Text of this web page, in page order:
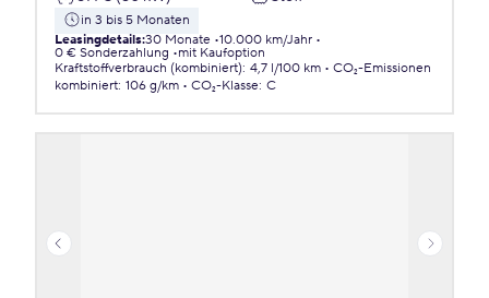
in 3 bis 5 Monaten
Leasingdetails:30 Monate 10.000 km/Jahr
0 € Sonderzahlung
mit Kaufoption
Kraftstoffverbrauch (kombiniert): 4,7 l/100 km
CO₂-Emissionen
kombiniert: 106 g/km CO₂-Klasse: C